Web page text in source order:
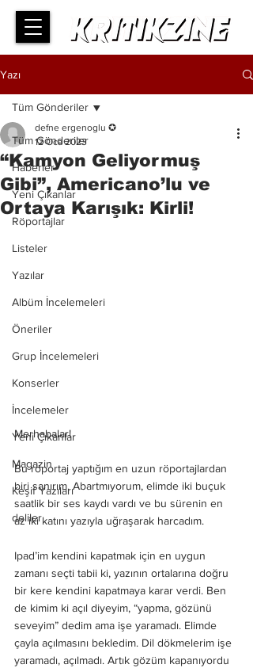
Yazı
Tüm Gönderiler
Haberler
Yeni Çıkanlar
Röportajlar
Listeler
Yazılar
Albüm İncelemeleri
Öneriler
Grup İncelemeleri
Konserler
İncelemeler
Yeni Çıkanlar
Magazin
Keşif Yazıları
deliler
Tüm Gönderiler
“Kamyon Geliyormuş
Gibi”, Americano’lu ve
Ortaya Karışık: Kirli!
defne ergenoglu ✪
12 Oca 2023
Merhabalar!
Bu röportaj yaptığım en uzun röportajlardan
biri sanırım. Abartmıyorum, elimde iki buçuk
saatlik bir ses kaydı vardı ve bu sürenin en
az iki katını yazıyla uğraşarak harcadım.
Ipad’im kendini kapatmak için en uygun
zamanı seçti tabii ki, yazının ortalarına doğru
bir kere kendini kapatmaya karar verdi. Ben
de kimim ki açıl diyeyim, “yapma, gözünü
seveyim” dedim ama işe yaramadı. Elimde
çayla açılmasını bekledim. Dil dökmelerim işe
yaramadı, açılmadı. Artık gözüm kapanıyordu